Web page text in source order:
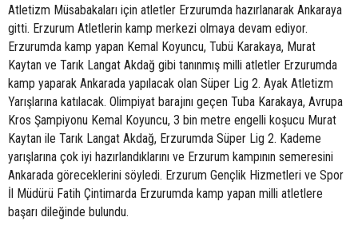
Atletizm Müsabakaları için atletler Erzurumda hazırlanarak Ankaraya
gitti. Erzurum Atletlerin kamp merkezi olmaya devam ediyor.
Erzurumda kamp yapan Kemal Koyuncu, Tubü Karakaya, Murat
Kaytan ve Tarık Langat Akdağ gibi tanınmış milli atletler Erzurumda
kamp yaparak Ankarada yapılacak olan Süper Lig 2. Ayak Atletizm
Yarışlarına katılacak. Olimpiyat barajını geçen Tuba Karakaya, Avrupa
Kros Şampiyonu Kemal Koyuncu, 3 bin metre engelli koşucu Murat
Kaytan ile Tarık Langat Akdağ, Erzurumda Süper Lig 2. Kademe
yarışlarına çok iyi hazırlandıklarını ve Erzurum kampının semeresini
Ankarada göreceklerini söyledi. Erzurum Gençlik Hizmetleri ve Spor
İl Müdürü Fatih Çintimarda Erzurumda kamp yapan milli atletlere
başarı dileğinde bulundu.